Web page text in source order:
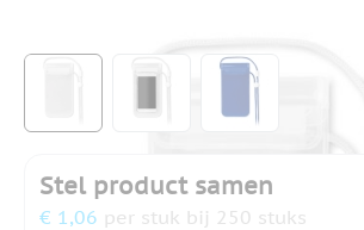
View larger imageView larger image
View larger
Stel product samen
€ 1,06 per stuk bij 250 stuks